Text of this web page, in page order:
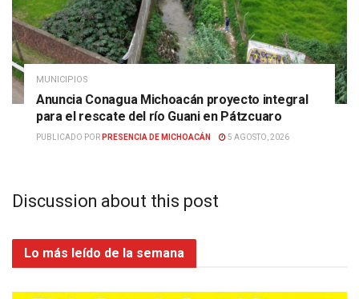
MUNICIPIOS
Anuncia Conagua Michoacán proyecto integral
para el rescate del río Guani en Pátzcuaro
PUBLICADO POR PRESENCIA DE MICHOACÁN 5 AGOSTO, 2026
Discussion about this post
Lo más leído de la semana